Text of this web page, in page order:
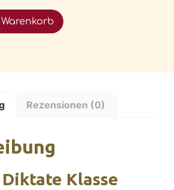
Rezensionen (0)
Klasse